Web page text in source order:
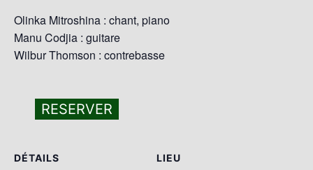
Olinka Mitroshina : chant, piano
Manu Codjia : guitare
Wilbur Thomson : contrebasse
RESERVER
DÉTAILS
LIEU